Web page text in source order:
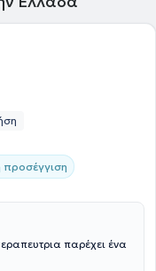
προσέγγιση
παρέχει ένα